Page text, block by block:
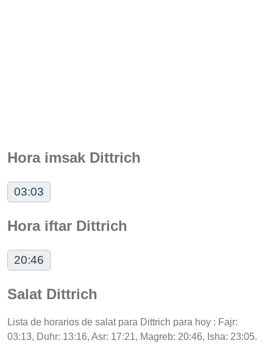
Hora imsak Dittrich
03:03
Hora iftar Dittrich
20:46
Salat Dittrich
Lista de horarios de salat para Dittrich para hoy : Fajr:
03:13, Duhr: 13:16, Asr: 17:21, Magreb: 20:46, Isha: 23:05.